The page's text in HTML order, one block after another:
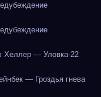
Хеллер — Уловка-22
— Гроздья гнева